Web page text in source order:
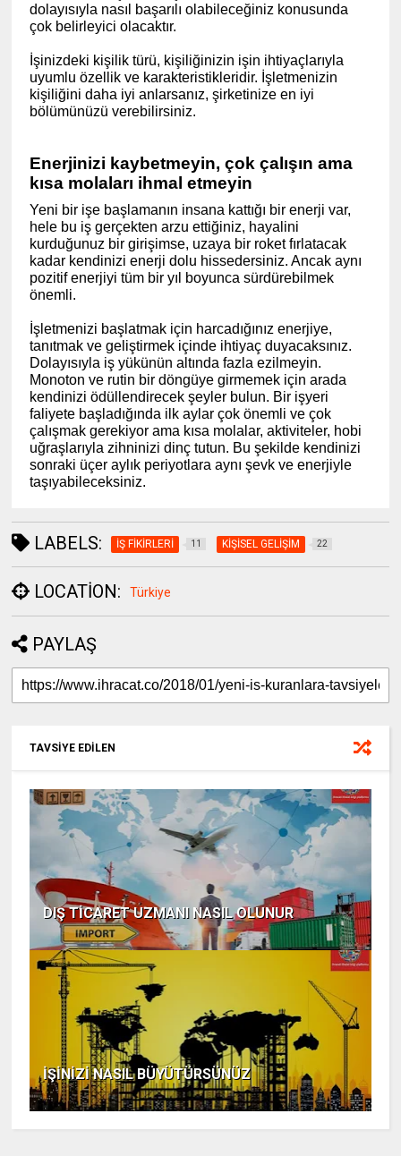
dolayısıyla nasıl başarılı olabileceğiniz konusunda
çok belirleyici olacaktır.
İşinizdeki kişilik türü, kişiliğinizin işin ihtiyaçlarıyla
uyumlu özellik ve karakteristikleridir. İşletmenizin
kişiliğini daha iyi anlarsanız, şirketinize en iyi
bölümünüzü verebilirsiniz.
Enerjinizi kaybetmeyin, çok çalışın ama
kısa molaları ihmal etmeyin
Yeni bir işe başlamanın insana kattığı bir enerji var,
hele bu iş gerçekten arzu ettiğiniz, hayalini
kurduğunuz bir girişimse, uzaya bir roket fırlatacak
kadar kendinizi enerji dolu hissedersiniz. Ancak aynı
pozitif enerjiyi tüm bir yıl boyunca sürdürebilmek
önemli.
İşletmenizi başlatmak için harcadığınız enerjiye,
tanıtmak ve geliştirmek içinde ihtiyaç duyacaksınız.
Dolayısıyla iş yükünün altında fazla ezilmeyin.
Monoton ve rutin bir döngüye girmemek için arada
kendinizi ödüllendirecek şeyler bulun. Bir işyeri
faliyete başladığında ilk aylar çok önemli ve çok
çalışmak gerekiyor ama kısa molalar, aktiviteler, hobi
uğraşlarıyla zihninizi dinç tutun. Bu şekilde kendinizi
sonraki üçer aylık periyotlara aynı şevk ve enerjiyle
taşıyabileceksiniz.
LABELS: İŞ FİKİRLERİ 11 KİŞİSEL GELİŞİM 22
LOCATION: Türkiye
PAYLAŞ
TAVSİYE EDİLEN
DIŞ TİCARET UZMANI NASIL OLUNUR
İŞİNİZİ NASIL BÜYÜTÜRSÜNÜZ